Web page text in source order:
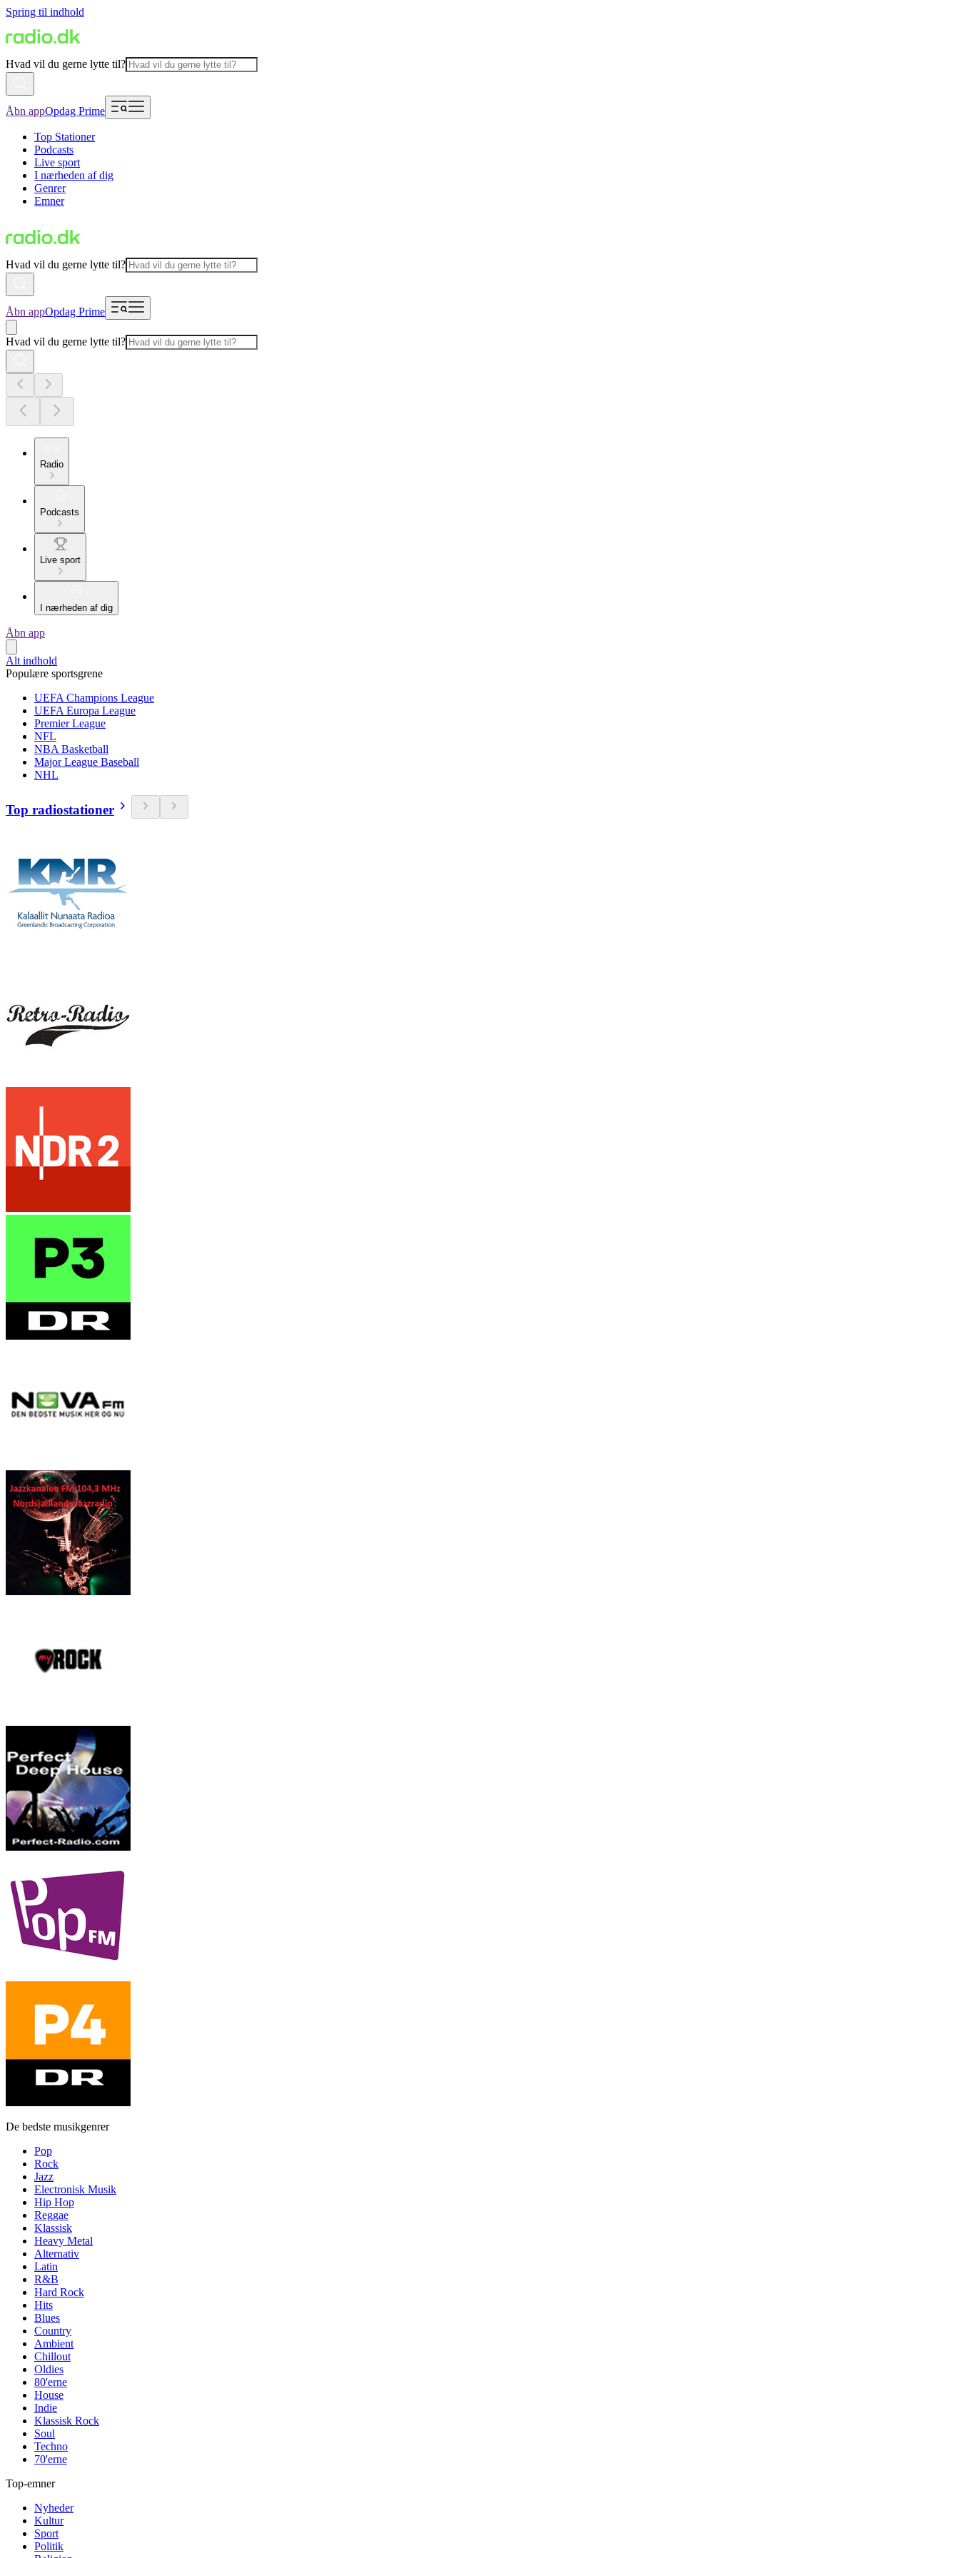
Spring til indhold
Hvad vil du gerne lytte til?
Åbn appOpdag Prime
Top Stationer
Podcasts
Live sport
I nærheden af dig
Genrer
Emner
Hvad vil du gerne lytte til?
Åbn appOpdag Prime
Hvad vil du gerne lytte til?
Radio
Podcasts
Live sport
I nærheden af dig
Åbn app
Alt indhold
Populære sportsgrene
UEFA Champions League
UEFA Europa League
Premier League
NFL
NBA Basketball
Major League Baseball
NHL
Top radiostationer
De bedste musikgenrer
Pop
Rock
Jazz
Electronisk Musik
Hip Hop
Reggae
Klassisk
Heavy Metal
Alternativ
Latin
R&B
Hard Rock
Hits
Blues
Country
Ambient
Chillout
Oldies
80'erne
House
Indie
Klassisk Rock
Soul
Techno
70'erne
Top-emner
Nyheder
Kultur
Sport
Politik